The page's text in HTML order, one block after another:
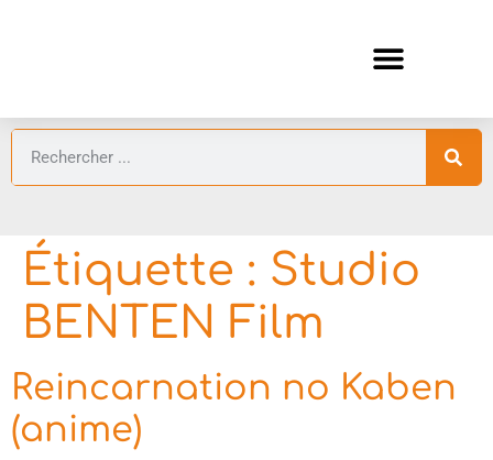
Étiquette : Studio
BENTEN Film
Reincarnation no Kaben
(anime)